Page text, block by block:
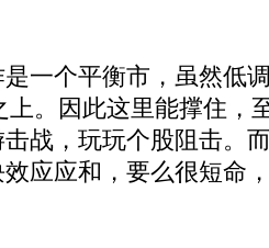
个平衡市，虽然低
上。因此这里能撑住，
战，玩玩个股阻击。
应应和，要么很短命